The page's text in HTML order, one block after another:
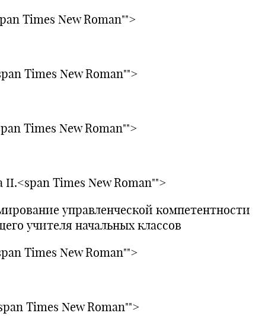
Times New Roman"">
Times New Roman"">
Times New Roman"">
II.<span Times New Roman"">
управленческой компетентности
учителя начальных классов
Times New Roman"">
Times New Roman"">